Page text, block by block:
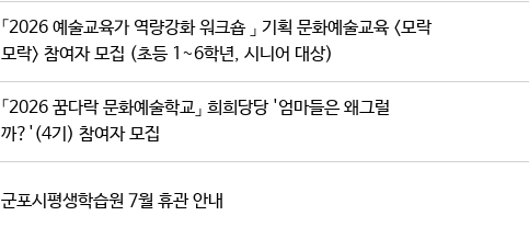
「2026 예술교육가 역량강화 워크숍 」 기획 문화예술교육 <모락
모락> 참여자 모집 (초등 1~6학년, 시니어 대상)
「2026 꿈다락 문화예술학교」 희희당당 '엄마들은 왜그럴
까?'(4기) 참여자 모집
군포시평생학습원 7월 휴관 안내